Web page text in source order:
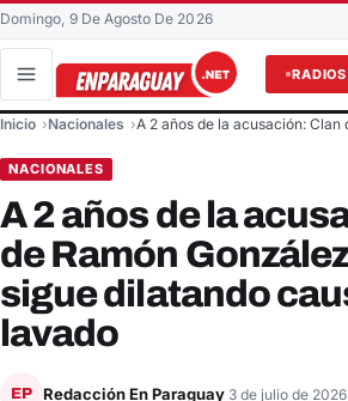
Domingo, 9 De Agosto De 2026
Buscar en el sitio
Inicio Nacionales A 2 años de la acusación: Clan
NACIONALES
A 2 años de la
de Ramón
sigue dilatando
lavado
EP Redacción En Paraguay 3 de julio de